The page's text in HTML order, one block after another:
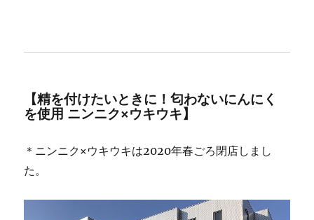
【精を付けたいときに！匂わないにんにく
を使用 ニンニク×ウキウキ】
＊ニンニク×ウキウキは2020年春ごろ閉店しまし
た。